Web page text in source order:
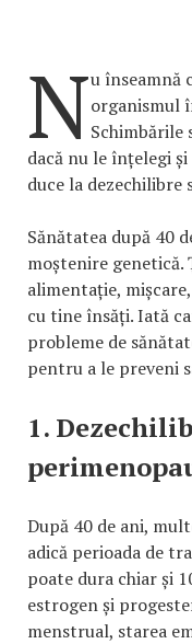
Nu înseamnă
organismul
Schimbările
dacă nu le înțelegi
duce la dezechilibre
Sănătatea după 40
moștenire genetică.
alimentație,
cu tine însăți. Iată
probleme de
pentru a le preveni
1.
După 40 de ani,
adică perioada de
poate dura chiar și
estrogen și
menstrual, starea